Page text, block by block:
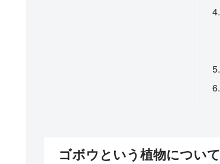
ゴボウという植物について